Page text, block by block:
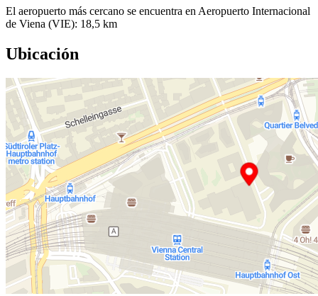
El aeropuerto más cercano se encuentra en Aeropuerto Internacional
de Viena (VIE): 18,5 km
Ubicación